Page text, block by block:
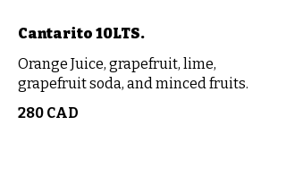
Cantarito 10LTS.
Orange Juice, grapefruit, lime,
grapefruit soda, and minced fruits.
280 CAD